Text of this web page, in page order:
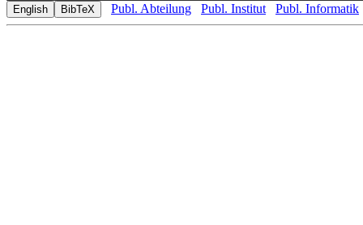
Publ. Abteilung Publ. Institut Publ. Informatik